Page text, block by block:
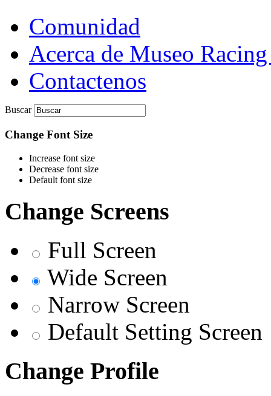
Comunidad
Acerca de Museo
Contactenos
Buscar
Change Font Size
Increase font size
Decrease font size
Default font size
Change Screens
Full Screen
Wide Screen
Narrow Screen
Default Setting Screen
Change Profile